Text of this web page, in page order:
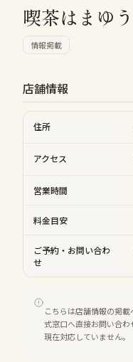
喫茶はまゆう
情報掲載
店舗情報
住所
アクセス
営業時間
料金目安
ご予約・お問い合わ
せ
こちらは店舗情報の掲
式窓口へ直接お問い合
現在対応していません。